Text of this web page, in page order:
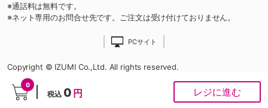
0
税込 0 円 レジに進む
※通話料は無料です。
※ネット専用のお問合せ先です。ご注文は受け付けておりません。
PCサイト
Copyright © IZUMI Co.,Ltd. All rights reserved.